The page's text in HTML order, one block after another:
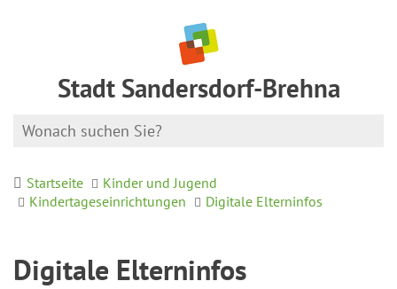
Stadt Sandersdorf-Brehna
Startseite
Kinder und Jugend
Kindertageseinrichtungen
Digitale Elterninfos
Digitale Elterninfos